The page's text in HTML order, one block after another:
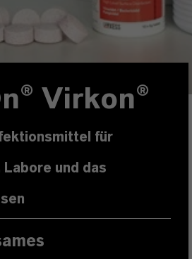
® Virkon®
für
Labore und das